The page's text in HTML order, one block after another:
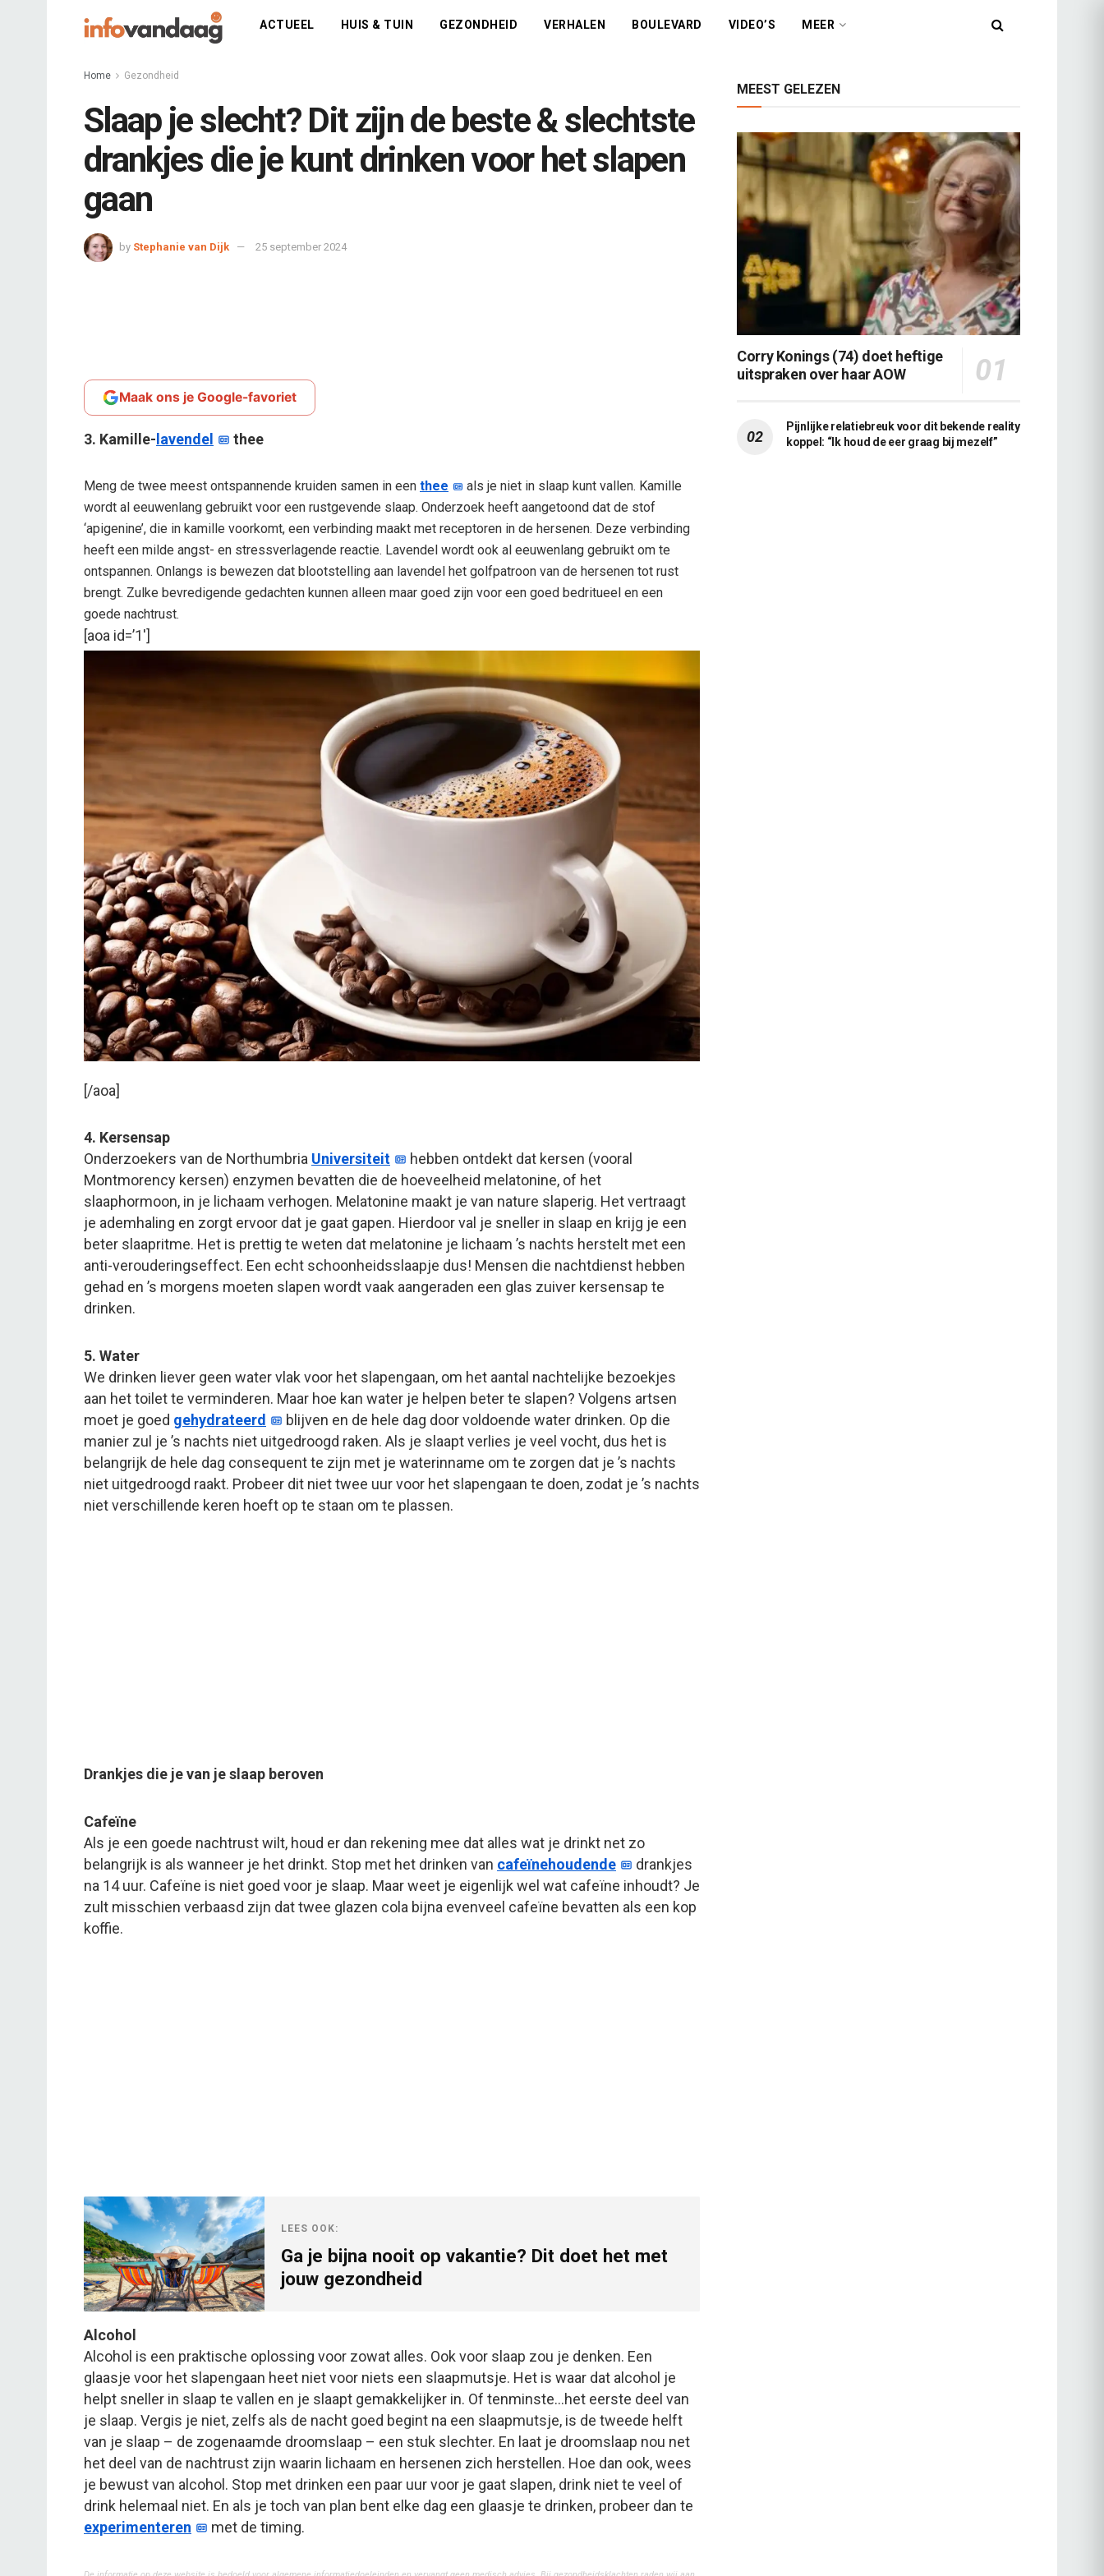
ACTUEEL HUIS & TUIN GEZONDHEID VERHALEN BOULEVARD VIDEO’S MEER
Home Gezondheid
Slaap je slecht? Dit zijn de beste & slechtste
drankjes die je kunt drinken voor het slapen
gaan
by Stephanie van Dijk 25 september 2024
Maak ons je Google-favoriet
3. Kamille-lavendel thee
Meng de twee meest ontspannende kruiden samen in een thee
als je niet in slaap kunt vallen. Kamille
wordt al eeuwenlang gebruikt voor een rustgevende slaap. Onderzoek heeft aangetoond dat de stof
‘apigenine’, die in kamille voorkomt, een verbinding maakt met receptoren in de hersenen. Deze verbinding
heeft een milde angst- en stressverlagende reactie. Lavendel wordt ook al eeuwenlang gebruikt om te
ontspannen. Onlangs is bewezen dat blootstelling aan lavendel het golfpatroon van de hersenen tot rust
brengt. Zulke bevredigende gedachten kunnen alleen maar goed zijn voor een goed bedritueel en een
goede nachtrust.
[aoa id=’1′]
[/aoa]
4. Kersensap
Onderzoekers van de Northumbria Universiteit
hebben ontdekt dat kersen (vooral
Montmorency kersen) enzymen bevatten die de hoeveelheid melatonine, of het
slaaphormoon, in je lichaam verhogen. Melatonine maakt je van nature slaperig. Het vertraagt
je ademhaling en zorgt ervoor dat je gaat gapen. Hierdoor val je sneller in slaap en krijg je een
beter slaapritme. Het is prettig te weten dat melatonine je lichaam ’s nachts herstelt met een
anti-verouderingseffect. Een echt schoonheidsslaapje dus! Mensen die nachtdienst hebben
gehad en ’s morgens moeten slapen wordt vaak aangeraden een glas zuiver kersensap te
drinken.
5. Water
We drinken liever geen water vlak voor het slapengaan, om het aantal nachtelijke bezoekjes
aan het toilet te verminderen. Maar hoe kan water je helpen beter te slapen? Volgens artsen
moet je goed gehydrateerd
blijven en de hele dag door voldoende water drinken. Op die
manier zul je ’s nachts niet uitgedroogd raken. Als je slaapt verlies je veel vocht, dus het is
belangrijk de hele dag consequent te zijn met je waterinname om te zorgen dat je ’s nachts
niet uitgedroogd raakt. Probeer dit niet twee uur voor het slapengaan te doen, zodat je ’s nachts
niet verschillende keren hoeft op te staan om te plassen.
Drankjes die je van je slaap beroven
Cafeïne
Als je een goede nachtrust wilt, houd er dan rekening mee dat alles wat je drinkt net zo
belangrijk is als wanneer je het drinkt. Stop met het drinken van cafeïnehoudende
drankjes
na 14 uur. Cafeïne is niet goed voor je slaap. Maar weet je eigenlijk wel wat cafeïne inhoudt? Je
zult misschien verbaasd zijn dat twee glazen cola bijna evenveel cafeïne bevatten als een kop
koffie.
LEES OOK:
Ga je bijna nooit op vakantie? Dit doet het met
jouw gezondheid
Alcohol
Alcohol is een praktische oplossing voor zowat alles. Ook voor slaap zou je denken. Een
glaasje voor het slapengaan heet niet voor niets een slaapmutsje. Het is waar dat alcohol je
helpt sneller in slaap te vallen en je slaapt gemakkelijker in. Of tenminste…het eerste deel van
je slaap. Vergis je niet, zelfs als de nacht goed begint na een slaapmutsje, is de tweede helft
van je slaap – de zogenaamde droomslaap – een stuk slechter. En laat je droomslaap nou net
het deel van de nachtrust zijn waarin lichaam en hersenen zich herstellen. Hoe dan ook, wees
je bewust van alcohol. Stop met drinken een paar uur voor je gaat slapen, drink niet te veel of
drink helemaal niet. En als je toch van plan bent elke dag een glaasje te drinken, probeer dan te
experimenteren
met de timing.
MEEST GELEZEN
Corry Konings (74) doet heftige
uitspraken over haar AOW
Pijnlijke relatiebreuk voor dit bekende reality
koppel: “Ik houd de eer graag bij mezelf”